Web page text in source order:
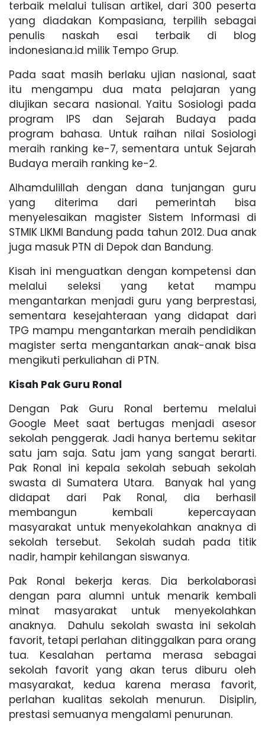
terbaik melalui tulisan artikel, dari 300 peserta
yang diadakan Kompasiana, terpilih sebagai
penulis naskah esai terbaik di blog
indonesiana.id milik Tempo Grup.
Pada saat masih berlaku ujian nasional, saat
itu mengampu dua mata pelajaran yang
diujikan secara nasional. Yaitu Sosiologi pada
program IPS dan Sejarah Budaya pada
program bahasa. Untuk raihan nilai Sosiologi
meraih ranking ke-7, sementara untuk Sejarah
Budaya meraih ranking ke-2.
Alhamdulillah dengan dana tunjangan guru
yang diterima dari pemerintah bisa
menyelesaikan magister Sistem Informasi di
STMIK LIKMI Bandung pada tahun 2012. Dua anak
juga masuk PTN di Depok dan Bandung.
Kisah ini menguatkan dengan kompetensi dan
melalui seleksi yang ketat mampu
mengantarkan menjadi guru yang berprestasi,
sementara kesejahteraan yang didapat dari
TPG mampu mengantarkan meraih pendidikan
magister serta mengantarkan anak-anak bisa
mengikuti perkuliahan di PTN.
Kisah Pak Guru Ronal
Dengan Pak Guru Ronal bertemu melalui
Google Meet saat bertugas menjadi asesor
sekolah penggerak. Jadi hanya bertemu sekitar
satu jam saja. Satu jam yang sangat berarti.
Pak Ronal ini kepala sekolah sebuah sekolah
swasta di Sumatera Utara. Banyak hal yang
didapat dari Pak Ronal, dia berhasil
membangun kembali kepercayaan
masyarakat untuk menyekolahkan anaknya di
sekolah tersebut. Sekolah sudah pada titik
nadir, hampir kehilangan siswanya.
Pak Ronal bekerja keras. Dia berkolaborasi
dengan para alumni untuk menarik kembali
minat masyarakat untuk menyekolahkan
anaknya. Dahulu sekolah swasta ini sekolah
favorit, tetapi perlahan ditinggalkan para orang
tua. Kesalahan pertama merasa sebagai
sekolah favorit yang akan terus diburu oleh
masyarakat, kedua karena merasa favorit,
perlahan kualitas sekolah menurun. Disiplin,
prestasi semuanya mengalami penurunan.